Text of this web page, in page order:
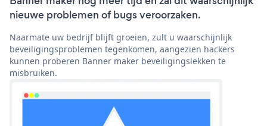
nieuwe problemen of bugs veroorzaken.
Naarmate uw bedrijf blijft groeien, zult u waarschijnlijk
beveiligingsproblemen tegenkomen, aangezien hackers
kunnen proberen Banner maker beveiligingslekken te
misbruiken.